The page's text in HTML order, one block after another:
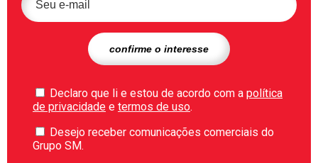
Declaro que li e estou de acordo com a política
de privacidade e termos de uso.
Desejo receber comunicações comerciais do
Grupo SM.